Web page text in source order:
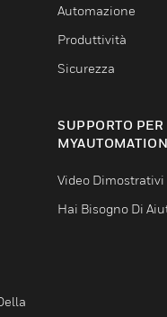
Automazione
Produttività
Sicurezza
SUPPORTO PER
MYAUTOMATION
Video Dimostrativi
Hai Bisogno Di